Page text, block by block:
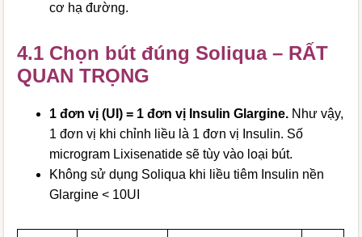
cơ hạ đường.
4.1 Chọn bút đúng Soliqua – RẤT
QUAN TRỌNG
1 đơn vị (UI) = 1 đơn vị Insulin Glargine. Như vậy,
1 đơn vị khi chỉnh liều là 1 đơn vị Insulin. Số
microgram Lixisenatide sẽ tùy vào loại bút.
Không sử dụng Soliqua khi liều tiêm Insulin nền
Glargine < 10UI